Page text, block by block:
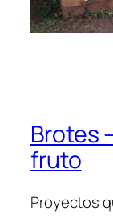
Brotes
fruto
Proyectos